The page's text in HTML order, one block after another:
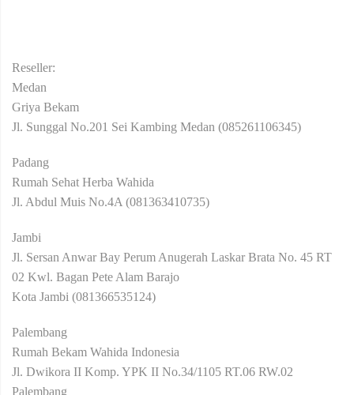
Reseller:
Medan
Griya Bekam
Jl. Sunggal No.201 Sei Kambing Medan (085261106345)
Padang
Rumah Sehat Herba Wahida
Jl. Abdul Muis No.4A (081363410735)
Jambi
Jl. Sersan Anwar Bay Perum Anugerah Laskar Brata No. 45 RT
02 Kwl. Bagan Pete Alam Barajo
Kota Jambi (081366535124)
Palembang
Rumah Bekam Wahida Indonesia
Jl. Dwikora II Komp. YPK II No.34/1105 RT.06 RW.02
Palembang